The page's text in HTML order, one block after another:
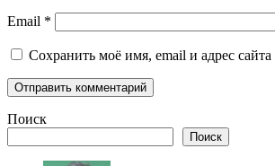
Email *
Сохранить моё имя, email и адрес
Поиск
Поиск